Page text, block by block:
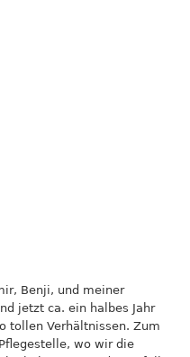
Benji, und meiner
jetzt ca. ein halbes Jahr
tollen Verhältnissen. Zum
wo wir die